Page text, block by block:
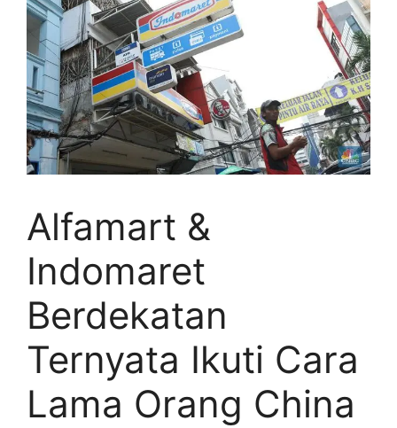
Alfamart &
Indomaret
Berdekatan
Ternyata Ikuti Cara
Lama Orang China